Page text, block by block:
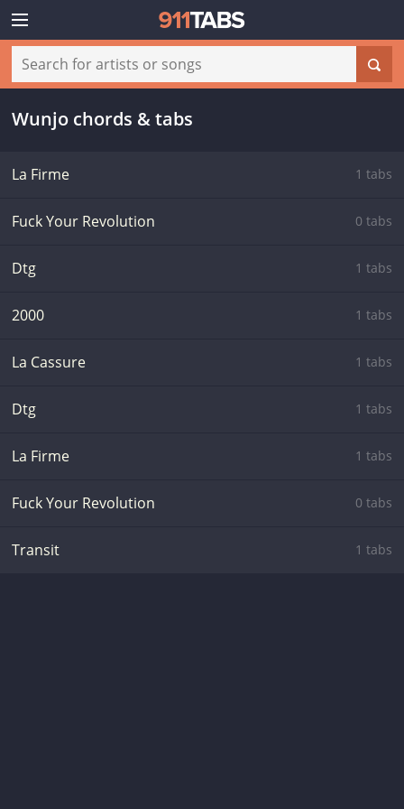
Wunjo chords & tabs
La Firme 1 tabs
Fuck Your Revolution 0 tabs
Dtg 1 tabs
2000 1 tabs
La Cassure 1 tabs
Dtg 1 tabs
La Firme 1 tabs
Fuck Your Revolution 0 tabs
Transit 1 tabs